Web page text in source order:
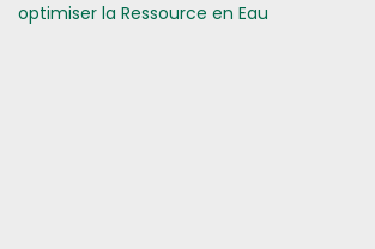
optimiser la Ressource en Eau